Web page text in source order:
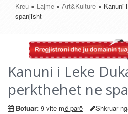
Kreu » Lajme » Art&Kulture » Kanuni
spanjisht
Kanuni i Leke
perkthehet ne
Botuar: 9 vite më parë Shkruar